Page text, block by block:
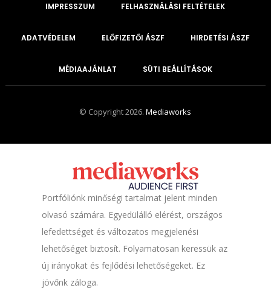
IMPRESSZUM FELHASZNÁLÁSI FELTÉTELEK
ADATVÉDELEM ELŐFIZETŐI ÁSZF HIRDETÉSI ÁSZF
MÉDIAAJÁNLAT SÜTI BEÁLLÍTÁSOK
© Copyright 2026.Mediaworks
Portfóliónk minőségi tartalmat jelent minden
olvasó számára. Egyedülálló elérést, országos
lefedettséget és változatos megjelenési
lehetőséget biztosít. Folyamatosan keressük az
új irányokat és fejlődési lehetőségeket. Ez
jövőnk záloga.